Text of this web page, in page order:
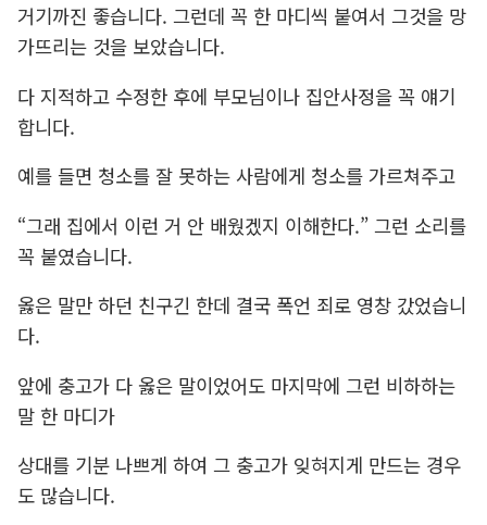
거기까진 좋습니다. 그런데 꼭 한 마디씩 붙여서 그것을 망
가뜨리는 것을 보았습니다.
다 지적하고 수정한 후에 부모님이나 집안사정을 꼭 얘기
합니다.
예를 들면 청소를 잘 못하는 사람에게 청소를 가르쳐주고
“그래 집에서 이런 거 안 배웠겠지 이해한다.” 그런 소리를
꼭 붙였습니다.
옳은 말만 하던 친구긴 한데 결국 폭언 죄로 영창 갔었습니
다.
앞에 충고가 다 옳은 말이었어도 마지막에 그런 비하하는
말 한 마디가
상대를 기분 나쁘게 하여 그 충고가 잊혀지게 만드는 경우
도 많습니다.